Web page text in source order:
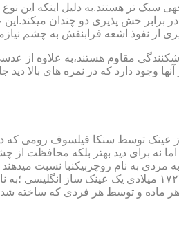
سبک تر هستند.به دلیل اینکه این
برابر خش پذیری دو چندان
از نفوذ اشعه فرابنفش به چشم
مقاوم هستند،به علاوه از
دارد که در نمره های بالا دید
عینک توسط سنکا فیلسوف رومی که
برای دید بهتر بلکه محافظت از
گوی شیشه ای روی کتاب خطوط و کلمات را درشت تر و واضح تر می دید.اما چیزی که مشخص
و توسط هر فردی که ساخته شده